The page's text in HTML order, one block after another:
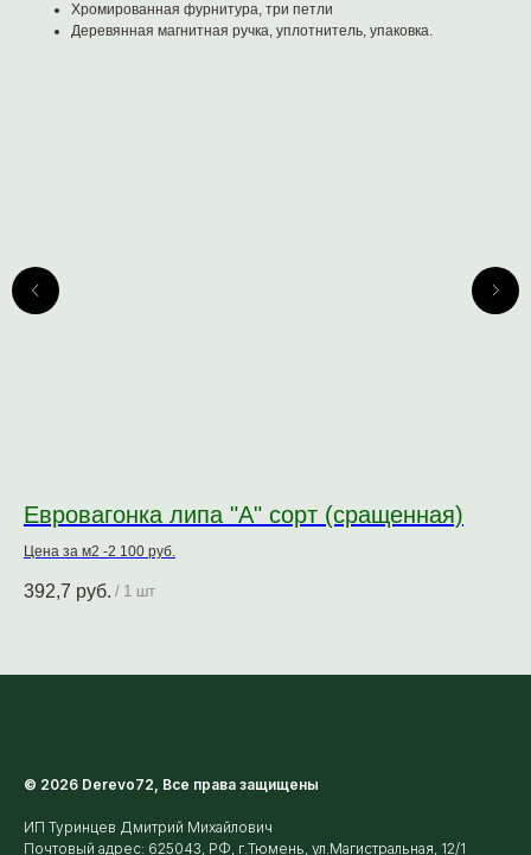
Хромированная фурнитура, три петли
Деревянная магнитная ручка, уплотнитель, упаковка.
Евровагонка липа "А" сорт (сращенная)
Цена за м2 -2 100 руб.
392,7 руб. / 1 шт
© 2026 Derevo72, Все права защищены
ИП Туринцев Дмитрий Михайлович
Почтовый адрес: 625043, РФ, г.Тюмень, ул.Магистральная, 12/1